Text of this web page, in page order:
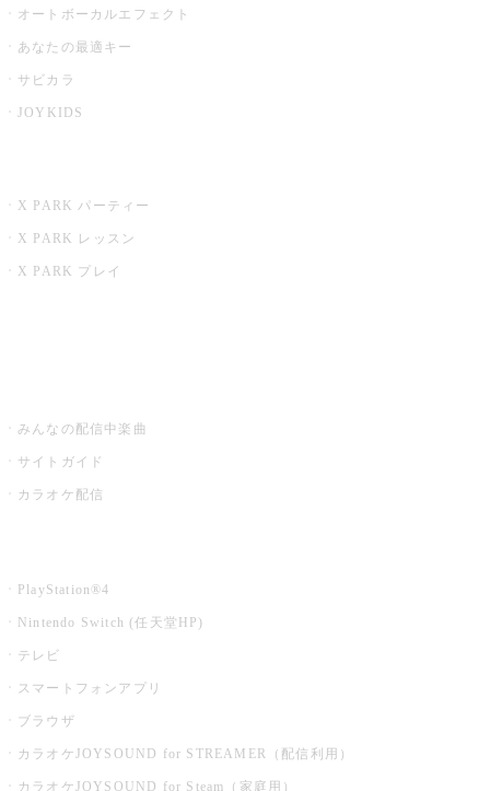
オートボーカルエフェクト
あなたの最適キー
サビカラ
JOYKIDS
X PARK パーティー
X PARK レッスン
X PARK プレイ
みんなの配信中楽曲
サイトガイド
カラオケ配信
PlayStation®4
Nintendo Switch (任天堂HP)
テレビ
スマートフォンアプリ
ブラウザ
カラオケJOYSOUND for STREAMER（配信利用）
カラオケJOYSOUND for Steam（家庭用）